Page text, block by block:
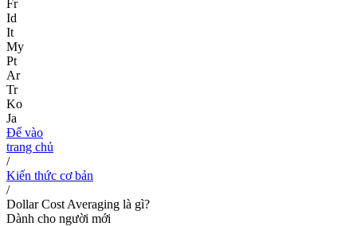
Fr
Id
It
My
Pt
Ar
Tr
Ko
Ja
Để vào
trang chủ
/
Kiến thức cơ bản
/
Dollar Cost Averaging là gì?
Dành cho người mới